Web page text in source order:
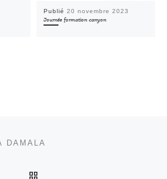
Publié 20 novembre 2023
Journée formation canyon
DAMALA